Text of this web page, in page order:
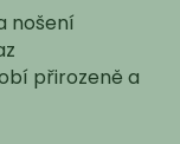
nošení
přirozeně a